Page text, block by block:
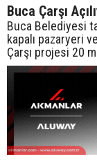
Buca Çarşı
Buca Belediyesi
kapalı pazaryeri
Çarşı projesi 20